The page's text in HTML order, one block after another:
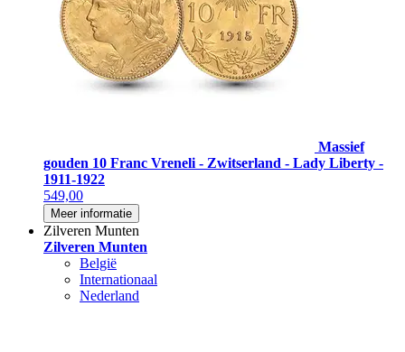
Massief
gouden 10 Franc Vreneli - Zwitserland - Lady Liberty -
1911-1922
549,00
Meer informatie
Zilveren Munten
Zilveren Munten
België
Internationaal
Nederland